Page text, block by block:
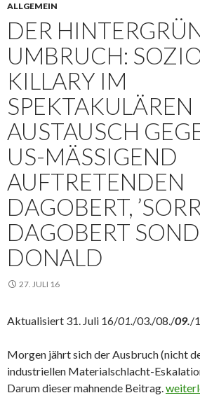
ALLGEMEIN
DER
UMBRUCH:
KILLARY IM
SPEKTAKULÄREN
AUSTAUSCH
US-MÄSSIGEND A
UFTRETENDEN D
AGOBERT,
AGOBERT
ONALD
27. JULI 16
Aktualisiert 31. Juli 16/01./03./08./09./
Morgen jährt sich der Ausbruch (nicht
industriellen Materialschlacht-
Darum dieser mahnende Beitrag.Der